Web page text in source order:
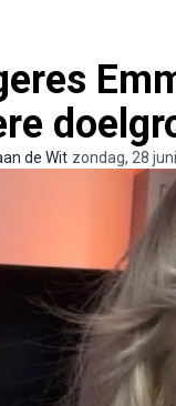
de Wit zondag, 28